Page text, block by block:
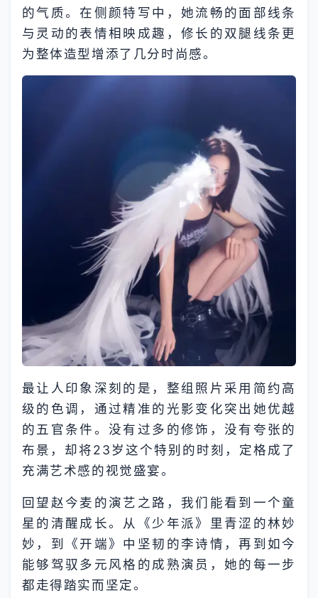
的气质。在侧颜特写中，她流畅的面部线条
与灵动的表情相映成趣，修长的双腿线条更
为整体造型增添了几分时尚感。
最让人印象深刻的是，整组照片采用简约高
级的色调，通过精准的光影变化突出她优越
的五官条件。没有过多的修饰，没有夸张的
布景，却将23岁这个特别的时刻，定格成了
充满艺术感的视觉盛宴。
回望赵今麦的演艺之路，我们能看到一个童
星的清醒成长。从《少年派》里青涩的林妙
妙，到《开端》中坚韧的李诗情，再到如今
能够驾驭多元风格的成熟演员，她的每一步
都走得踏实而坚定。